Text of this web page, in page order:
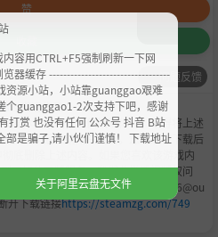
赞
问题反馈
's 搬运作品.
媒体和网络，仅供试玩体验；不得将上述
，一切后果请用户自负。您必须在下载后
底删除上述内容。如果您喜欢该游戏内
更好的正版服务。我们非常重视版权问
理。敬请谅解！E-mail：acgbns666@ou
开下载链接https://steamzg.com/749
容用CTRL+F5强制刷新一下网
器缓存 ----------------------------------
资源小站，小站靠guanggao艰难
个guanggao1-2次支持下吧，感谢
打赏 也没有任何 公众号 抖音 B站
部是骗子,请小伙们谨慎！ 下载地址
关于阿里云盘无文件